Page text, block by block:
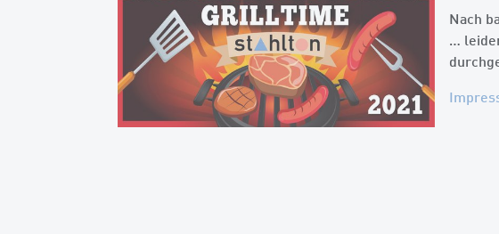
Nach
…